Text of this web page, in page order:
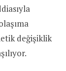
değişiklik